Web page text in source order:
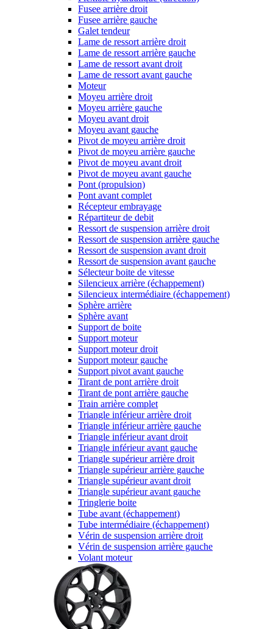
Fusee arrière droit
Fusee arrière gauche
Galet tendeur
Lame de ressort arrière droit
Lame de ressort arrière gauche
Lame de ressort avant droit
Lame de ressort avant gauche
Moteur
Moyeu arrière droit
Moyeu arrière gauche
Moyeu avant droit
Moyeu avant gauche
Pivot de moyeu arrière droit
Pivot de moyeu arrière gauche
Pivot de moyeu avant droit
Pivot de moyeu avant gauche
Pont (propulsion)
Pont avant complet
Récepteur embrayage
Répartiteur de debit
Ressort de suspension arrière droit
Ressort de suspension arrière gauche
Ressort de suspension avant droit
Ressort de suspension avant gauche
Sélecteur boite de vitesse
Silencieux arrière (échappement)
Silencieux intermédiaire (échappement)
Sphère arrière
Sphère avant
Support de boite
Support moteur
Support moteur droit
Support moteur gauche
Support pivot avant gauche
Tirant de pont arrière droit
Tirant de pont arrière gauche
Train arrière complet
Triangle inférieur arrière droit
Triangle inférieur arrière gauche
Triangle inférieur avant droit
Triangle inférieur avant gauche
Triangle supérieur arrière droit
Triangle supérieur arrière gauche
Triangle supérieur avant droit
Triangle supérieur avant gauche
Tringlerie boite
Tube avant (échappement)
Tube intermédiaire (échappement)
Vérin de suspension arrière droit
Vérin de suspension arrière gauche
Volant moteur